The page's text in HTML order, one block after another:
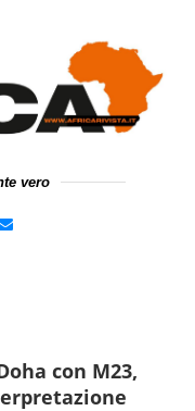
vero
con M23,